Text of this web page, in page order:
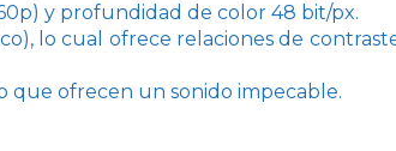
y profundidad de color 48 bit/px.
lo cual ofrece relaciones de
que ofrecen un sonido impecable.